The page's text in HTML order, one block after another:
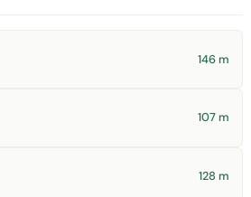
146 m
107 m
128 m